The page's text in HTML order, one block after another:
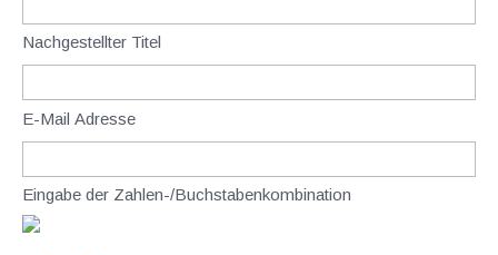
Nachgestellter Titel
E-Mail Adresse
Eingabe der Zahlen-/Buchstabenkombination